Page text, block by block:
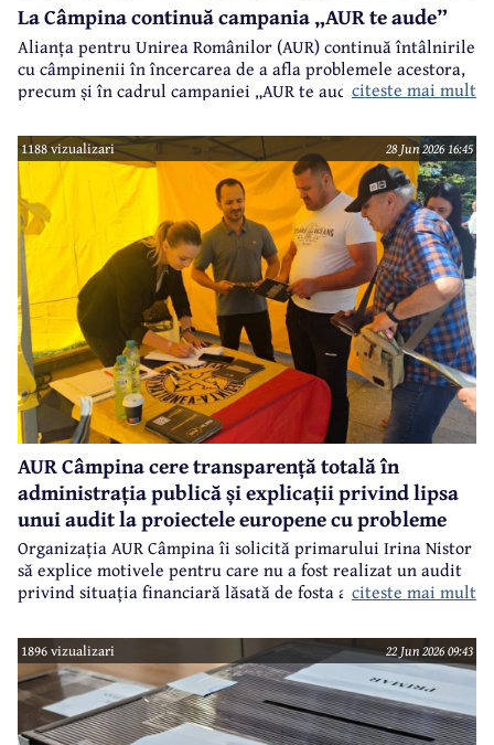
La Câmpina continuă campania „AUR te aude”
Alianța pentru Unirea Românilor (AUR) continuă întâlnirile
cu câmpinenii în încercarea de a afla problemele acestora,
precum și în cadrul campaniei „AUR te aude”.citeste mai mult
1188 vizualizari 28 Jun 2026 16:45
AUR Câmpina cere transparență totală în
administrația publică și explicații privind lipsa
unui audit la proiectele europene cu probleme
Organizația AUR Câmpina îi solicită primarului Irina Nistor
să explice motivele pentru care nu a fost realizat un audit
privind situația financiară lăsată de fosta administrație.
citeste mai mult
1896 vizualizari 22 Jun 2026 09:43